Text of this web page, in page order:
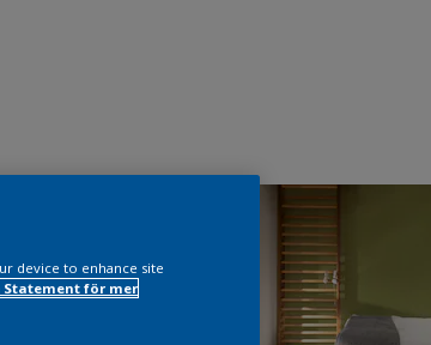
device to enhance site
Statement för mer